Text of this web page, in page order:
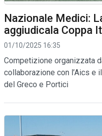
Nazionale Medici:
aggiudicala Coppa
01/10/2025 16:35
Competizione organizzata
collaborazione con l’Aics e
del Greco e Portici